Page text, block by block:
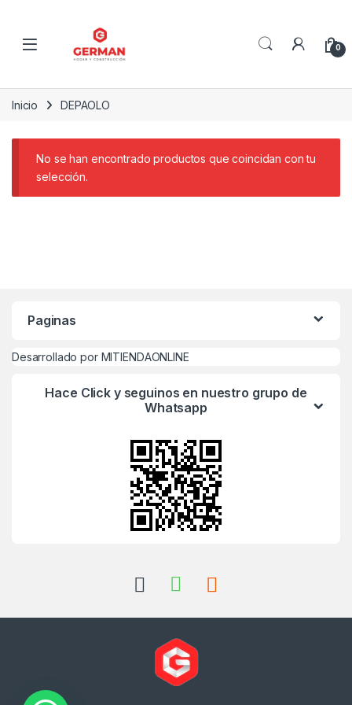
0
Inicio DEPAOLO
No se han encontrado productos que coincidan con tu
selección.
Paginas
Desarrollado por MITIENDAONLINE
Hace Click y seguinos en nuestro grupo de
Whatsapp